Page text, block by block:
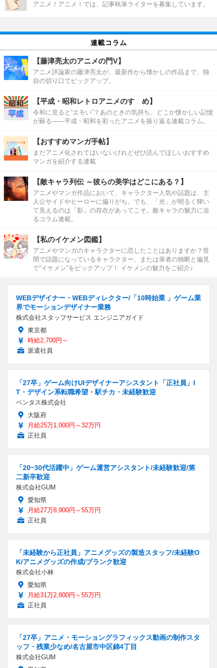
アニメ！アニメ！では、記事執筆ライターを募集しています。
連載コラム
【藤津亮太のアニメの門V】
アニメ評論家の藤津亮太が、最新作から懐かしの作品まで、独
自の切り口でピックアップ。
【平成・昭和レトロアニメのすゝめ】
令和に見ると“エモい”？あのときの気持ち、どこか懐かしい記憶
が蘇る――平成・昭和を彩ったアニメを振り返る連載コラム。
【おすすめマンガ手帖】
まだアニメ化されてはいないけれどぜひ読んでほしいおすすめ
マンガを紹介する連載
【敵キャラ列伝 ～彼らの美学はどこにある？】
アニメやマンガ作品において、キャラクター人気や話題は、主
人公サイドやヒーローに偏りがち。でも、「光」が明るく輝い
て見えるのは「影」の存在があってこそ。敵キャラの魅力に迫
るコラム連載。
【私のイケメン図鑑】
アニメやマンガのキャラクターに恋したことはありますか？世
間で話題になっているキャラクター、または筆者の独断と偏見
で“イケメン”をピックアップ！ イケメンの魅力をご紹介♪
WEBデザイナー・WEBディレクター/「10時始業 」ゲーム業
界でモーションデザイナー業務
株式会社スタッフサービス エンジニアガイド
東京都
時給2,700円～
派遣社員
「27卒」ゲーム向けUIデザイナーアシスタント「正社員」I
T・デザイン系転職希望・駅チカ・未経験歓迎
ベンタス株式会社
大阪府
月給25万1,000円～32万円
正社員
「20~30代活躍中」ゲーム運営アシスタント/未経験歓迎/第
二新卒歓迎
株式会社GUM
愛知県
月給27万8,900円～55万円
正社員
「未経験から正社員」アニメグッズの製造スタッフ/未経験O
K/アニメグッズの作成/ブランク歓迎
株式会社小林
愛知県
月給31万2,800円～55万円
正社員
「27卒」アニメ・モーショングラフィックス動画の制作スタ
ッフ・残業少なめ/名古屋市中区錦4丁目
株式会社GUM